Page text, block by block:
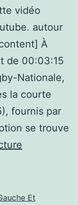
vidéo
autour
À
de 00:03:15
Nationale,
la courte
fournis par
se trouve
Mathieu
Et